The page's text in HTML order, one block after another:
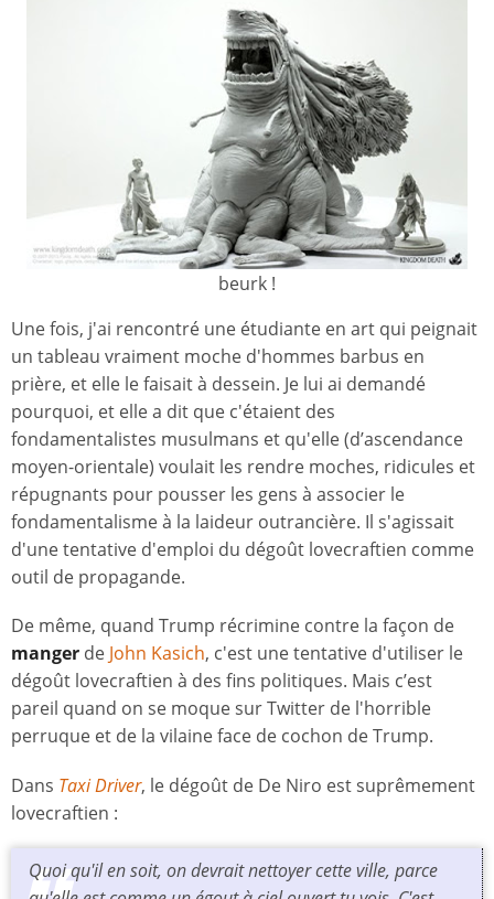
beurk !
Une fois, j'ai rencontré une étudiante en art qui peignait
un tableau vraiment moche d'hommes barbus en
prière, et elle le faisait à dessein. Je lui ai demandé
pourquoi, et elle a dit que c'étaient des
fondamentalistes musulmans et qu'elle (d’ascendance
moyen-orientale) voulait les rendre moches, ridicules et
répugnants pour pousser les gens à associer le
fondamentalisme à la laideur outrancière. Il s'agissait
d'une tentative d'emploi du dégoût lovecraftien comme
outil de propagande.
De même, quand Trump récrimine contre la façon de
manger de John Kasich, c'est une tentative d'utiliser le
dégoût lovecraftien à des fins politiques. Mais c’est
pareil quand on se moque sur Twitter de l'horrible
perruque et de la vilaine face de cochon de Trump.
Dans Taxi Driver, le dégoût de De Niro est suprêmement
lovecraftien :
Quoi qu'il en soit, on devrait nettoyer cette ville, parce